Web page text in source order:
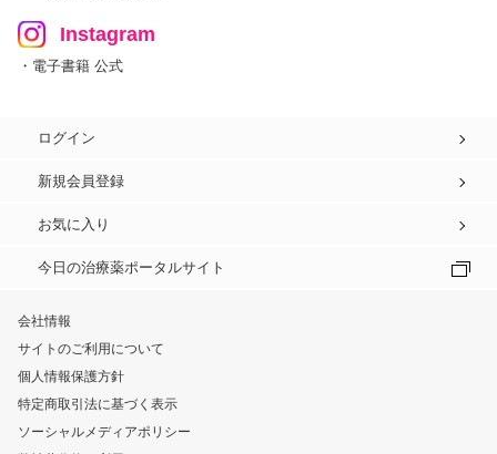
Instagram
・電子書籍 公式
ログイン
新規会員登録
お気に入り
今日の治療薬ポータルサイト
会社情報
サイトのご利用について
個人情報保護方針
特定商取引法に基づく表示
ソーシャルメディアポリシー